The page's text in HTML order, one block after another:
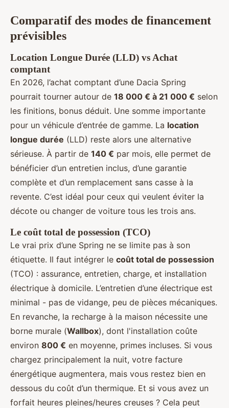
Comparatif des modes de financement
prévisibles
Location Longue Durée (LLD) vs Achat
comptant
En 2026, l’achat comptant d’une Dacia Spring
pourrait tourner autour de 18 000 € à 21 000 € selon
les finitions, bonus déduit. Une somme importante
pour un véhicule d’entrée de gamme. La location
longue durée (LLD) reste alors une alternative
sérieuse. À partir de 140 € par mois, elle permet de
bénéficier d’un entretien inclus, d’une garantie
complète et d’un remplacement sans casse à la
revente. C’est idéal pour ceux qui veulent éviter la
décote ou changer de voiture tous les trois ans.
Le coût total de possession (TCO)
Le vrai prix d’une Spring ne se limite pas à son
étiquette. Il faut intégrer le coût total de possession
(TCO) : assurance, entretien, charge, et installation
électrique à domicile. L’entretien d’une électrique est
minimal - pas de vidange, peu de pièces mécaniques.
En revanche, la recharge à la maison nécessite une
borne murale (Wallbox), dont l'installation coûte
environ 800 € en moyenne, primes incluses. Si vous
chargez principalement la nuit, votre facture
énergétique augmentera, mais vous restez bien en
dessous du coût d’un thermique. Et si vous avez un
forfait heures pleines/heures creuses ? Cela peut